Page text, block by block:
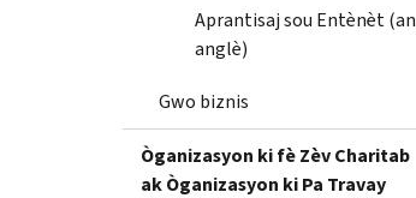
Aprantisaj sou Entènèt (an
anglè)
Gwo biznis
Òganizasyon ki fè Zèv Charitab
ak Òganizasyon ki Pa Travay